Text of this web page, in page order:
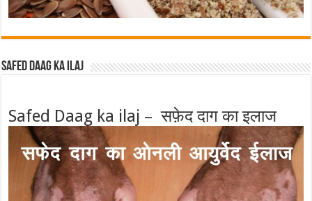
Safed Daag ka ilaj
Safed Daag ka ilaj – सफ़ेद दाग का इलाज